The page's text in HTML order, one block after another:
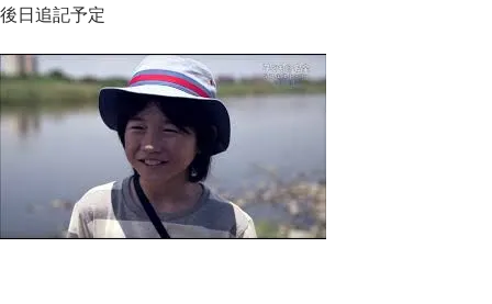
後日追記予定